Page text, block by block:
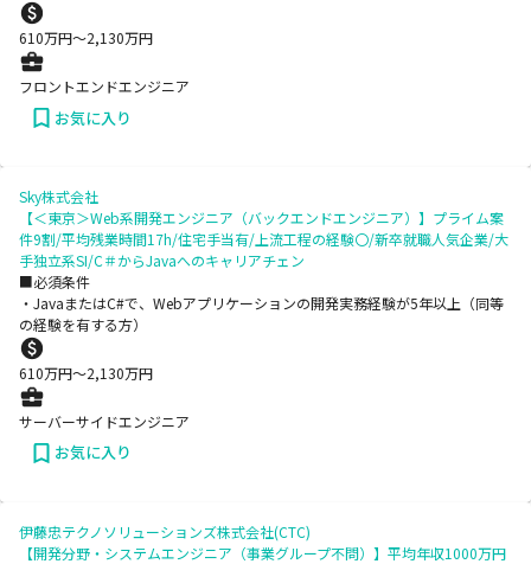
610万円〜2,130万円
フロントエンドエンジニア
お気に入り
Sky株式会社
【＜東京＞Web系開発エンジニア（バックエンドエンジニア）】プライム案
件9割/平均残業時間17h/住宅手当有/上流工程の経験〇/新卒就職人気企業/大
手独立系SI/C＃からJavaへのキャリアチェン
■必須条件
・JavaまたはC#で、Webアプリケーションの開発実務経験が5年以上（同等
の経験を有する方）
610万円〜2,130万円
サーバーサイドエンジニア
お気に入り
伊藤忠テクノソリューションズ株式会社(CTC)
【開発分野・システムエンジニア（事業グループ不問）】平均年収1000万円